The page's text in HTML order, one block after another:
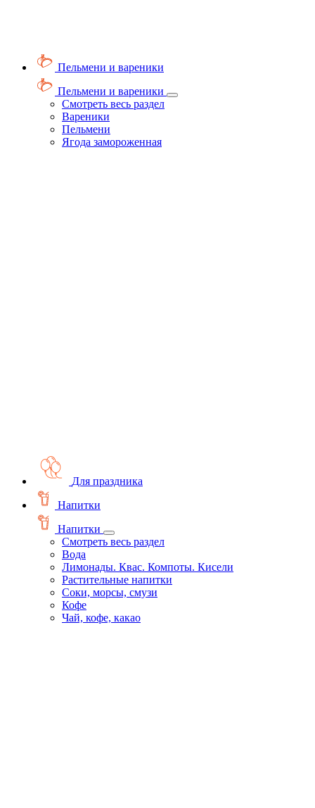
Пельмени и вареники
Пельмени и вареники
Смотреть весь раздел
Вареники
Пельмени
Ягода замороженная
Для праздника
Напитки
Напитки
Смотреть весь раздел
Вода
Лимонады. Квас. Компоты. Кисели
Растительные напитки
Соки, морсы, смузи
Кофе
Чай, кофе, какао